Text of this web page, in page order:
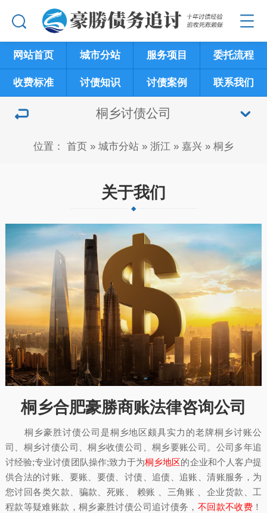
网站首页 城市分站 服务项目 委托流程
收费标准 讨债知识 讨债案例 联系我们
桐乡讨债公司
位置： 首页 » 城市分站 » 浙江 » 嘉兴 » 桐乡
关于我们
桐乡合肥豪勝商账法律咨询公司
桐乡豪胜讨债公司是桐乡地区颇具实力的老牌桐乡讨账公
司、桐乡讨债公司、桐乡收债公司、桐乡要账公司。公司多年追
讨经验;专业讨债团队操作;致力于为桐乡地区的企业和个人客户提
供合法的讨账、要账、要债、讨债、追债、追账、清账服务，为
您讨回各类欠款、骗款、死账、 赖账 、三角账 、企业货款、工
程款等疑难账款，桐乡豪胜讨债公司追讨债务， 不回款不收费 ！